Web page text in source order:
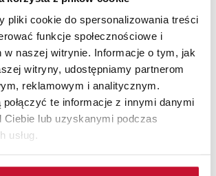
pliki cookie do spersonalizowania treści
funkcje społecznościowe i
w naszej witrynie. Informacje o tym, jak
witryny, udostępniamy partnerom
reklamowym i analitycznym.
te informacje z innymi danymi
Ciebie lub uzyskanymi podczas
usług.